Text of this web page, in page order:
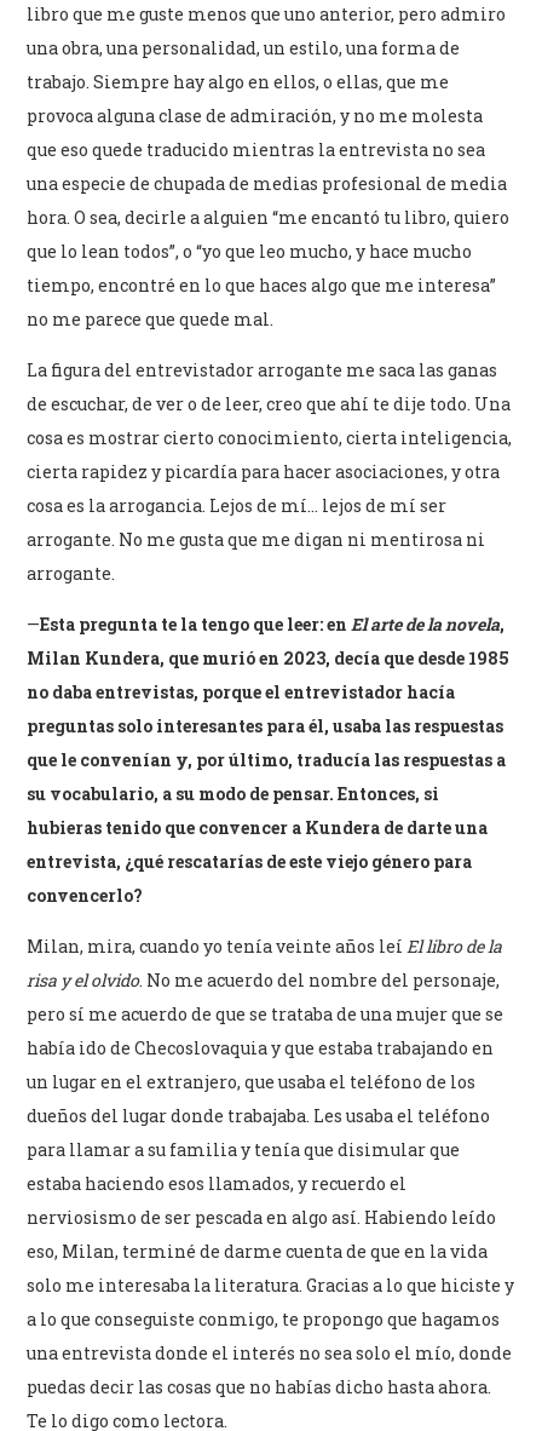
libro que me guste menos que uno anterior, pero admiro
una obra, una personalidad, un estilo, una forma de
trabajo. Siempre hay algo en ellos, o ellas, que me
provoca alguna clase de admiración, y no me molesta
que eso quede traducido mientras la entrevista no sea
una especie de chupada de medias profesional de media
hora. O sea, decirle a alguien “me encantó tu libro, quiero
que lo lean todos”, o “yo que leo mucho, y hace mucho
tiempo, encontré en lo que haces algo que me interesa”
no me parece que quede mal.
La figura del entrevistador arrogante me saca las ganas
de escuchar, de ver o de leer, creo que ahí te dije todo. Una
cosa es mostrar cierto conocimiento, cierta inteligencia,
cierta rapidez y picardía para hacer asociaciones, y otra
cosa es la arrogancia. Lejos de mí… lejos de mí ser
arrogante. No me gusta que me digan ni mentirosa ni
arrogante.
—Esta pregunta te la tengo que leer: en El arte de la novela,
Milan Kundera, que murió en 2023, decía que desde 1985
no daba entrevistas, porque el entrevistador hacía
preguntas solo interesantes para él, usaba las respuestas
que le convenían y, por último, traducía las respuestas a
su vocabulario, a su modo de pensar. Entonces, si
hubieras tenido que convencer a Kundera de darte una
entrevista, ¿qué rescatarías de este viejo género para
convencerlo?
Milan, mira, cuando yo tenía veinte años leí El libro de la
risa y el olvido. No me acuerdo del nombre del personaje,
pero sí me acuerdo de que se trataba de una mujer que se
había ido de Checoslovaquia y que estaba trabajando en
un lugar en el extranjero, que usaba el teléfono de los
dueños del lugar donde trabajaba. Les usaba el teléfono
para llamar a su familia y tenía que disimular que
estaba haciendo esos llamados, y recuerdo el
nerviosismo de ser pescada en algo así. Habiendo leído
eso, Milan, terminé de darme cuenta de que en la vida
solo me interesaba la literatura. Gracias a lo que hiciste y
a lo que conseguiste conmigo, te propongo que hagamos
una entrevista donde el interés no sea solo el mío, donde
puedas decir las cosas que no habías dicho hasta ahora.
Te lo digo como lectora.